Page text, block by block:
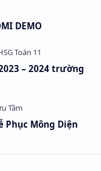
DEMO
– 2024 trường
Phục Mông Diện